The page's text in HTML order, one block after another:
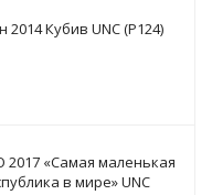
2014 Кубив UNC (P124)
«Самая маленькая
в мире» UNC